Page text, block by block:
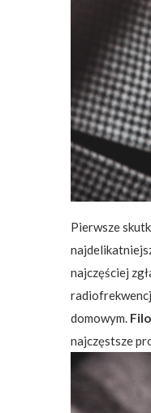
Pierwsze
najczęściej
domowym.
najczęstsze